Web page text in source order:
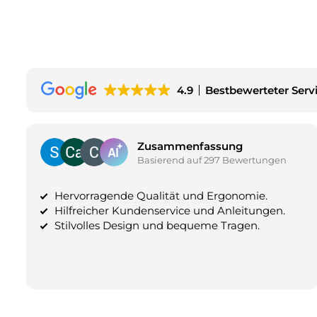
4.9 Bestbewerteter
Zusammenfassung
Basierend auf 297 Bewertungen
Hervorragende Qualität und Ergonomie.
Hilfreicher Kundenservice und Anleitungen.
Stilvolles Design und bequeme Tragen.